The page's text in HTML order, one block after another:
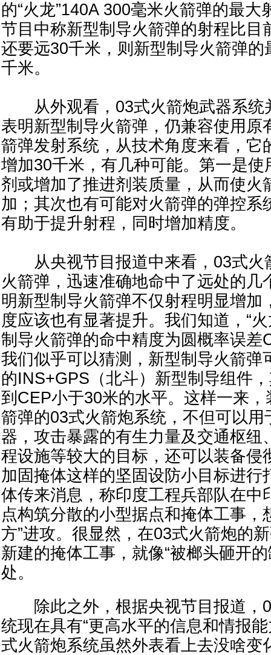
的“火龙”140A 300毫米火箭弹的最大
节目中称新型制导火箭弹的射程比目
还要远30千米，则新型制导火箭弹的
千米。
从外观看，03式火箭炮武器系统
表明新型制导火箭弹，仍兼容使用原
箭弹发射系统，从技术角度来看，它
增加30千米，有几种可能。第一是使
剂或增加了推进剂装质量，从而使火
加；其次也有可能对火箭弹的弹控系
有助于提升射程，同时增加精度。
从央视节目报道中来看，03式火
火箭弹，迅速准确地命中了远处的几
明新型制导火箭弹不仅射程明显增加
度应该也有显著提升。我们知道，“
制导火箭弹的命中精度为圆概率误差
我们似乎可以猜测，新型制导火箭弹
的INS+GPS（北斗）新型制导组件
到CEP小于30米的水平。这样一来
箭弹的03式火箭炮系统，不但可以用
器，攻击暴露的有生力量及交通枢纽
程设施等较大的目标，还可以装备侵
加固掩体这样的坚固设防小目标进行
体传来消息，称印度工程兵部队在中
点构筑分散的小型据点和掩体工事，
方”进攻。很显然，在03式火箭炮的
新建的掩体工事，就像“被榔头砸开
处。
除此之外，根据央视节目报道，
统现在具有“更高水平的信息和情报
式火箭炮系统虽然外表看上去没啥变